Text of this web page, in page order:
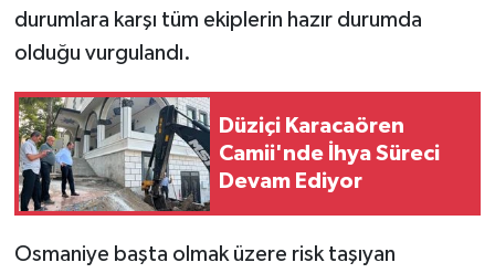
durumlara karşı tüm ekiplerin hazır durumda
olduğu vurgulandı.
Düziçi Karacaören
Camii'nde İhya Süreci
Devam Ediyor
Osmaniye başta olmak üzere risk taşıyan